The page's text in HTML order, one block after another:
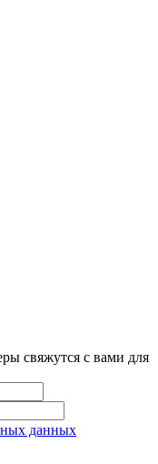
свяжутся с вами для
данных